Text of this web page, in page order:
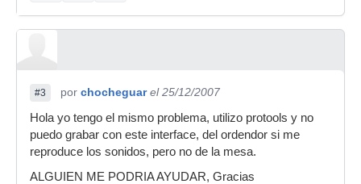
#3 por chocheguar el 25/12/2007
Hola yo tengo el mismo problema, utilizo protools y no
puedo grabar con este interface, del ordendor si me
reproduce los sonidos, pero no de la mesa.
ALGUIEN ME PODRIA AYUDAR, Gracias